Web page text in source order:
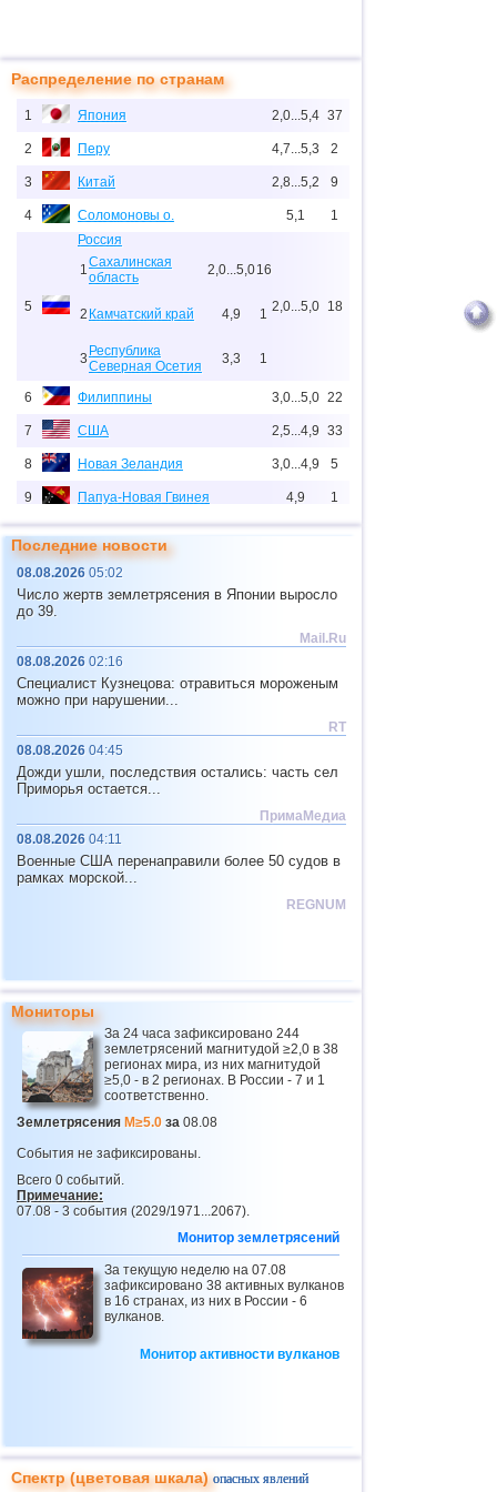
Распределение по странам
1 Япония 2,0...5,4 37
2 Перу 4,7...5,3 2
3 Китай 2,8...5,2 9
4 Соломоновы о. 5,1 1
5
Россия
1Сахалинская
область
2,0...5,016
2 Камчатский край 4,9 1
3 Республика
Северная Осетия
3,3 1
2,0...5,0 18
6 Филиппины 3,0...5,0 22
7 США 2,5...4,9 33
8 Новая Зеландия 3,0...4,9 5
9 Папуа-Новая Гвинея 4,9 1
10 Индонезия 2,5...4,8 142
11 Тихоокеан.поднятие (восток)
12 Тонга 4,4...4,6 2
2,6...4,5 20
14 Афганистан
15 Мексика
53
17
18 о.Шпицберген и Ян-Майен
19 Фиджи
20 Колумбия 4,3 1
4,3 1
24 Панама 4,2 1
25 Никарагуа 2,6...4,1
Гватемала 3,1...4,0
27 Непал
28 Бутан
29 Эквадор
30 Норвегия
8
Сальвадор 2,7...3,6
33 Венесуэла 3,6
34 Турция
2,6...3,5 2
38 Румыния 2,8...3,4 3
Последние новости
08.08.2026 05:02
Число жертв землетрясения в Японии выросло
до 39.
Mail.Ru
08.08.2026 02:16
Специалист Кузнецова: отравиться мороженым
можно при нарушении...
RT
08.08.2026 04:45
Дожди ушли, последствия остались: часть сел
Приморья остается...
ПримаМедиа
08.08.2026 04:11
Военные США перенаправили более 50 судов в
рамках морской...
REGNUM
Мониторы
За 24 часа зафиксировано 244
землетрясений магнитудой ≥2,0 в 38
регионах мира, из них магнитудой
≥5,0 - в 2 регионах. В России - 7 и 1
соответственно.
Землетрясения M≥5.0 за 08.08
События не зафиксированы.
Всего 0 событий.
Примечание:
07.08 - 3 события (2029/1971...2067).
Монитор землетрясений
За текущую неделю на 07.08
зафиксировано 38 активных вулканов
в 16 странах, из них в России - 6
вулканов.
Монитор активности вулканов
Спектр (цветовая шкала)опасных явлений